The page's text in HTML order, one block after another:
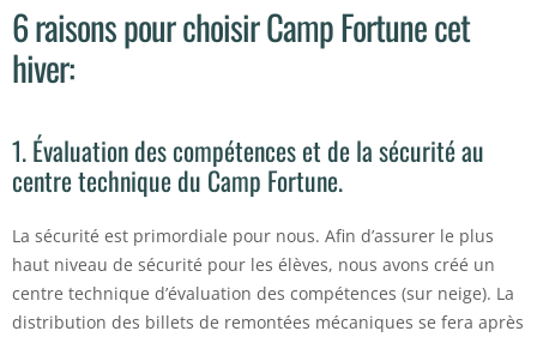
6 raisons pour choisir Camp Fortune cet
hiver:
1. Évaluation des compétences et de la sécurité au
centre technique du Camp Fortune.
La sécurité est primordiale pour nous. Afin d’assurer le plus
haut niveau de sécurité pour les élèves, nous avons créé un
centre technique d’évaluation des compétences (sur neige). La
distribution des billets de remontées mécaniques se fera après